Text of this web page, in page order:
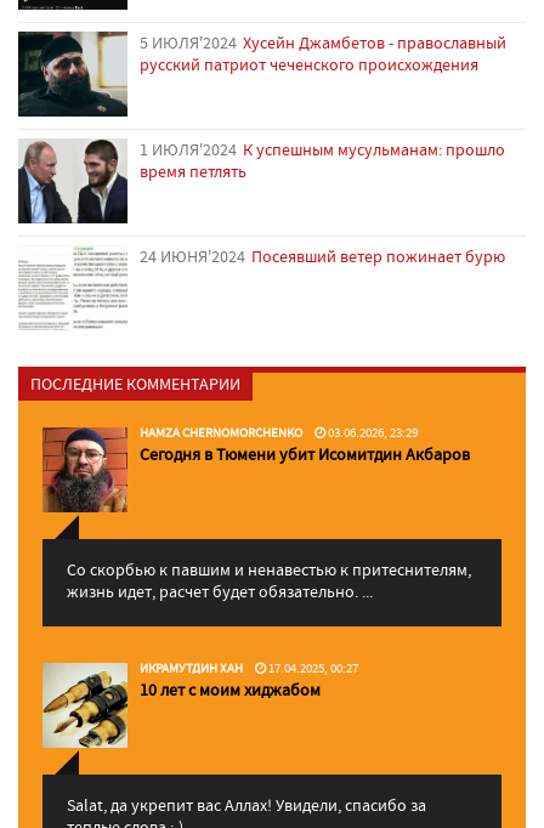
5 ИЮЛЯ'2024 Хусейн Джамбетов - православный
русский патриот чеченского происхождения
1 ИЮЛЯ'2024 К успешным мусульманам: прошло
время петлять
24 ИЮНЯ'2024 Посеявший ветер пожинает бурю
ПОСЛЕДНИЕ КОММЕНТАРИИ
HAMZA CHERNOMORCHENKO 03.06.2026, 23:29
Сегодня в Тюмени убит Исомитдин Акбаров
Со скорбью к павшим и ненавестью к притеснителям,
жизнь идет, расчет будет обязательно. ...
ИКРАМУТДИН ХАН 17.04.2025, 00:27
10 лет с моим хиджабом
Salat, да укрепит вас Аллаx! Увидели, спасибо за